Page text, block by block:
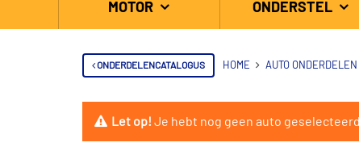
MOTOR ONDERSTEL
ONDERDELENCATALOGUS HOME AUTO ONDERDELEN
Let op!Je hebt nog geen auto